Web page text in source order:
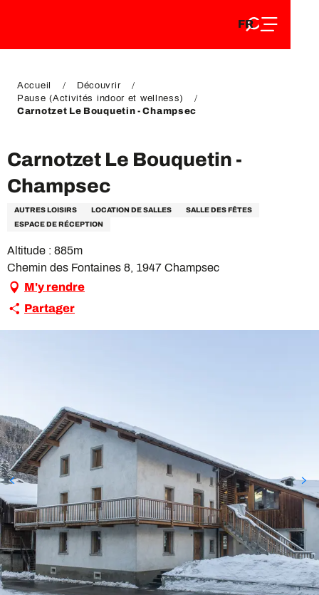
DE
FR
EN
Accueil
Découvrir
Pause (Activités indoor et wellness)
Carnotzet Le Bouquetin - Champsec
Carnotzet Le Bouquetin -
Champsec
AUTRES LOISIRS LOCATION DE SALLES
SALLE DES FÊTES
ESPACE DE RÉCEPTION
Altitude : 885m
Chemin des Fontaines 8, 1947 Champsec
M'y rendre
Partager